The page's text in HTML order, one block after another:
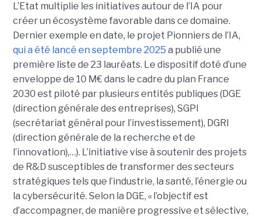
L’Etat multiplie les initiatives autour de l’IA pour
créer un écosystème favorable dans ce domaine.
Dernier exemple en date, le projet Pionniers de l’IA,
qui a été lancé en septembre 2025 a publié une
première liste de 23 lauréats. Le dispositif doté d’une
enveloppe de 10 M€ dans le cadre du plan France
2030 est piloté par plusieurs entités publiques (DGE
(direction générale des entreprises), SGPI
(secrétariat général pour l’investissement), DGRI
(direction générale de la recherche et de
l’innovation),…). L’initiative vise à soutenir des projets
de R&D susceptibles de transformer des secteurs
stratégiques tels que l’industrie, la santé, l’énergie ou
la cybersécurité. Selon la DGE, « l’objectif est
d’accompagner, de manière progressive et sélective,